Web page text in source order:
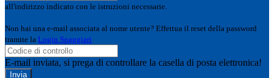
all'indirizzo indicato con le istruzioni necessarie.
Non hai una e-mail associata al nome utente? Effettua il reset della password
tramite la Login Spaggiari
E-mail inviata, si prega di controllare la casella di posta elettronica!